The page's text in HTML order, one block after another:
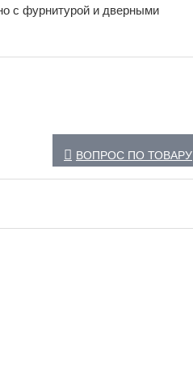
с фурнитурой и дверными
ВОПРОС ПО ТОВАРУ